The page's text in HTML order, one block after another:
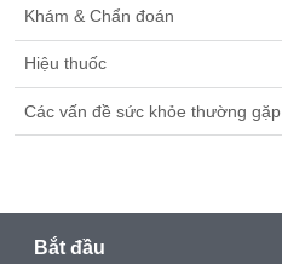
Khám & Chẩn đoán
Hiệu thuốc
Các vấn đề sức khỏe thường gặp
Bắt đầu